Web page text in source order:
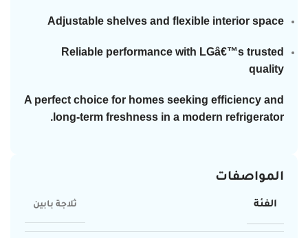
Adjustable shelves and flexible interior space
Reliable performance with LGâ€™s trusted
quality
A perfect choice for homes seeking efficiency and
long-term freshness in a modern refrigerator.
المواصفات
الفئة ثلاجة بابين